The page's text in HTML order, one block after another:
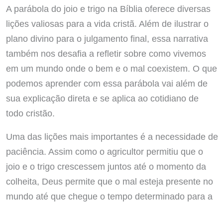
A parábola do joio e trigo na Bíblia oferece diversas
lições valiosas para a vida cristã. Além de ilustrar o
plano divino para o julgamento final, essa narrativa
também nos desafia a refletir sobre como vivemos
em um mundo onde o bem e o mal coexistem. O que
podemos aprender com essa parábola vai além de
sua explicação direta e se aplica ao cotidiano de
todo cristão.
Uma das lições mais importantes é a necessidade de
paciência. Assim como o agricultor permitiu que o
joio e o trigo crescessem juntos até o momento da
colheita, Deus permite que o mal esteja presente no
mundo até que chegue o tempo determinado para a